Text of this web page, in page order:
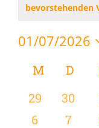
bevorstehenden
01/07/2026
wählen.
Kalender
von
MMONTAG
D
0
29
0
30
0
6
0
7